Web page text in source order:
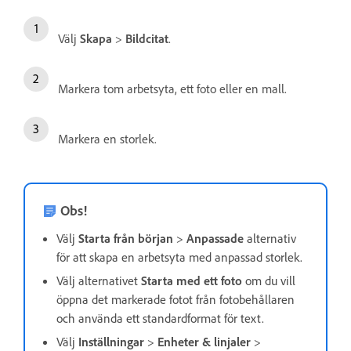
Välj Skapa > Bildcitat.
Markera tom arbetsyta, ett foto eller en mall.
Markera en storlek.
Obs!
Välj Starta från början > Anpassade alternativ
för att skapa en arbetsyta med anpassad storlek.
Välj alternativet Starta med ett foto om du vill
öppna det markerade fotot från fotobehållaren
och använda ett standardformat för text.
Välj Inställningar > Enheter & linjaler >